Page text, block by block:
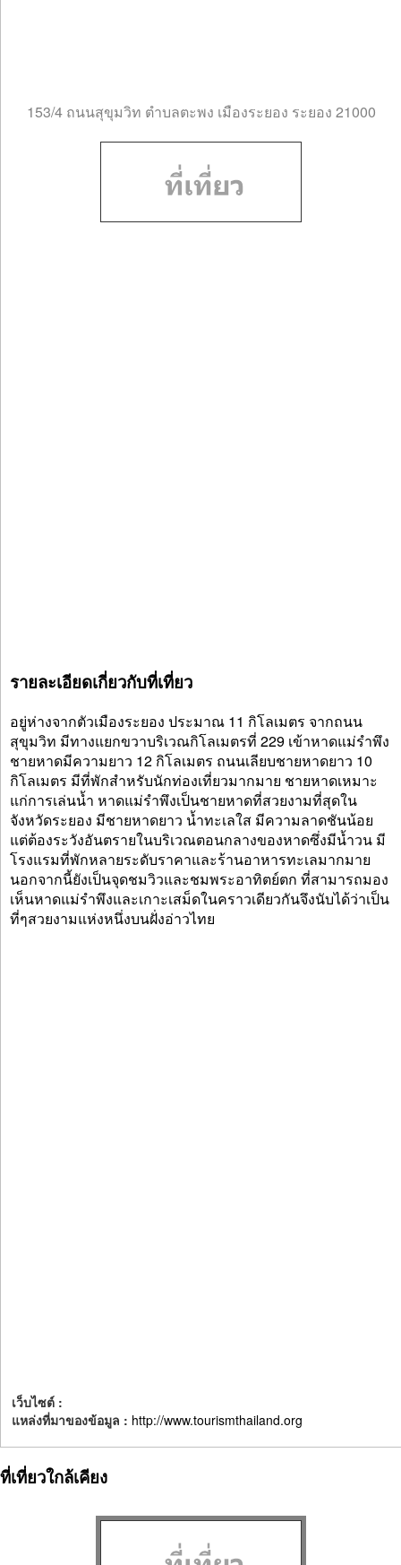
153/4 ถนนสุขุมวิท ตำบลตะพง เมืองระยอง ระยอง 21000
รายละเอียดเกี่ยวกับที่เที่ยว
อยู่ห่างจากตัวเมืองระยอง ประมาณ 11 กิโลเมตร จากถนน
สุขุมวิท มีทางแยกขวาบริเวณกิโลเมตรที่ 229 เข้าหาดแม่รำพึง
ชายหาดมีความยาว 12 กิโลเมตร ถนนเลียบชายหาดยาว 10
กิโลเมตร มีที่พักสำหรับนักท่องเที่ยวมากมาย ชายหาดเหมาะ
แก่การเล่นน้ำ หาดแม่รำพึงเป็นชายหาดที่สวยงามที่สุดใน
จังหวัดระยอง มีชายหาดยาว น้ำทะเลใส มีความลาดชันน้อย
แต่ต้องระวังอันตรายในบริเวณตอนกลางของหาดซึ่งมีน้ำวน มี
โรงแรมที่พักหลายระดับราคาและร้านอาหารทะเลมากมาย
นอกจากนี้ยังเป็นจุดชมวิวและชมพระอาทิตย์ตก ที่สามารถมอง
เห็นหาดแม่รำพึงและเกาะเสม็ดในคราวเดียวกันจึงนับได้ว่าเป็น
ที่ๆสวยงามแห่งหนึ่งบนฝั่งอ่าวไทย
เว็บไซต์ :
แหล่งที่มาของข้อมูล : http://www.tourismthailand.org
ที่เที่ยวใกล้เคียง